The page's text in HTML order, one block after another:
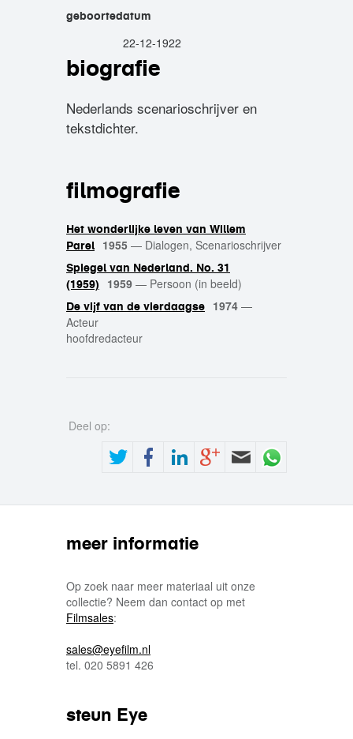
geboortedatum
22-12-1922
biografie
Nederlands scenarioschrijver en
tekstdichter.
filmografie
Het wonderlijke leven van Willem
Parel
1955 — Dialogen, Scenarioschrijver
Spiegel van Nederland. No. 31
(1959)
1959 — Persoon (in beeld)
De vijf van de vierdaagse 1974 —
Acteur
hoofdredacteur
Deel op:
meer informatie
Op zoek naar meer materiaal uit onze
collectie? Neem dan contact op met
Filmsales:
sales@eyefilm.nl
tel. 020 5891 426
steun Eye